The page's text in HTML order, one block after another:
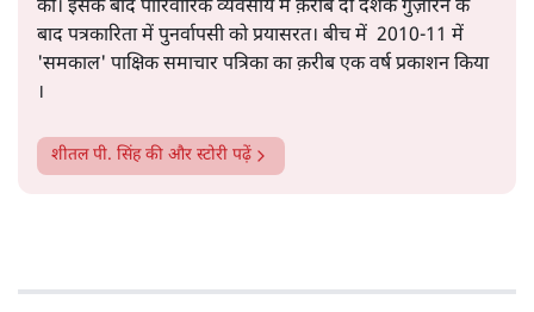
की। इसके बाद पारिवारिक व्यवसाय में क़रीब दो दशक गुज़ारने के
बाद पत्रकारिता में पुनर्वापसी को प्रयासरत। बीच में 2010-11 में
'समकाल' पाक्षिक समाचार पत्रिका का क़रीब एक वर्ष प्रकाशन किया
।
शीतल पी. सिंहकी और स्टोरी पढ़ें